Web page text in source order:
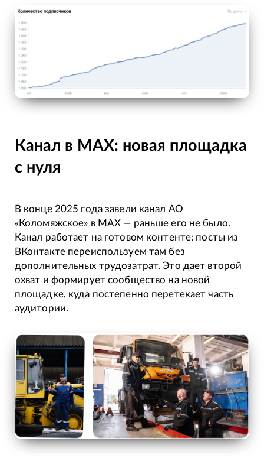
Канал в MAX: новая площадка
с нуля
В конце 2025 года завели канал АО
«Коломяжское» в MAX — раньше его не было.
Канал работает на готовом контенте: посты из
ВКонтакте переиспользуем там без
дополнительных трудозатрат. Это дает второй
охват и формирует сообщество на новой
площадке, куда постепенно перетекает часть
аудитории.